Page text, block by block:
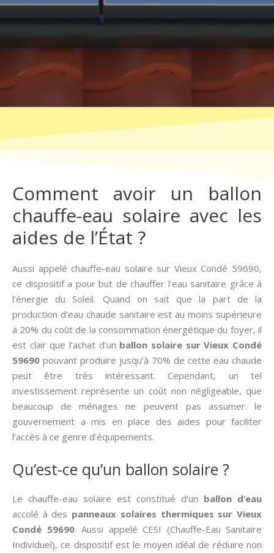
Comment avoir un ballon
chauffe-eau solaire avec les
aides de l’État ?
Aussi appelé chauffe-eau solaire sur Vieux Condé 59690,
ce dispositif a pour but de chauffer l’eau sanitaire grâce à
l’énergie du Soleil. Quand on sait que la part de la
production d’eau chaude sanitaire est au moins supérieure
à 20% du coût de la consommation énergétique du foyer, il
est clair que l’achat d’un ballon solaire sur Vieux Condé
59690 pouvant produire jusqu’à 70% de cette eau chaude
peut être très intéressant. Cependant, un tel
investissement représente un coût non négligeable, que
beaucoup de ménages ne peuvent pas assumer. le
gouvernement a mis en place des aides pour faciliter
l’accès à ce genre d’équipements.
Qu’est-ce qu’un ballon solaire ?
Le chauffe-eau solaire est constitué d’un ballon d’eau
accolé à des panneaux solaires thermiques sur Vieux
Condé 59690. Aussi appelé CESI (Chauffe-Eau Sanitaire
Individuel), ce dispositif est le moyen idéal de réduire non